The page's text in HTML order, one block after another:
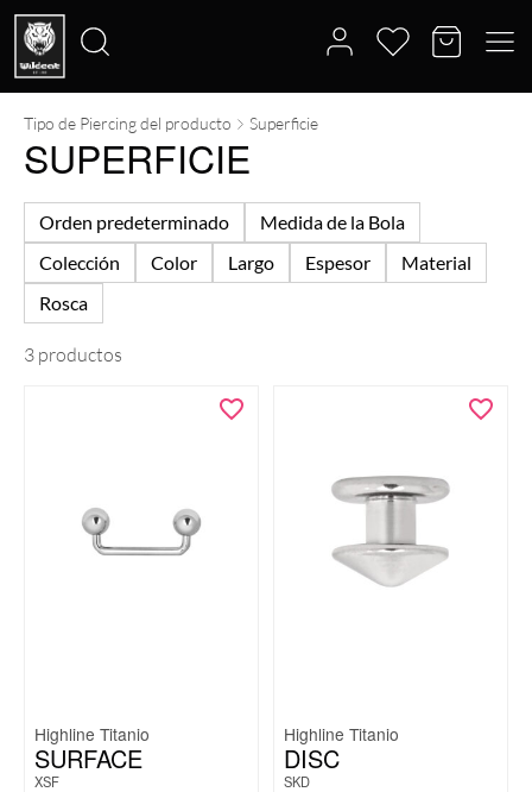
Buscar
por:
Tipo de Piercing del producto Superficie
SUPERFICIE
Orden predeterminado
Medida de la Bola
Colección
Color Largo Espesor
Material
Rosca
3 productos
Highline Titanio
SURFACE
XSF
Highline Titanio
DISC
SKD